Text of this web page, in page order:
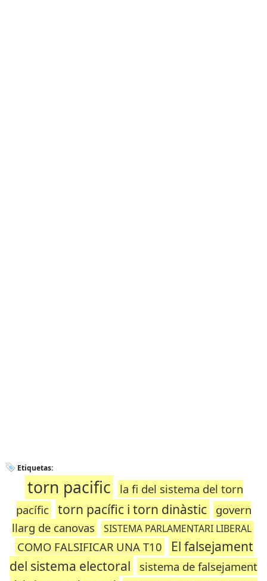
Etiquetas:
torn pacific
la fi del sistema del torn
pacífic
torn pacífic i torn dinàstic
govern
llarg de canovas
SISTEMA PARLAMENTARI LIBERAL
COMO FALSIFICAR UNA T10
El falsejament
del sistema electoral
sistema de falsejament